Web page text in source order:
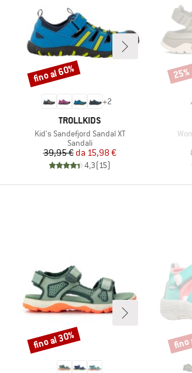
+2
MARCHIO
TROLLKIDS
Articolo
Kid's Sandefjord Sandal XT
Gruppo di prodotti
Sandali
Prezzo
39,95 € Prezzo ridotto
da 15,98 €
4,3(15)
Sconto
fino al 60% 25%
Sconto
fino al 30% fino